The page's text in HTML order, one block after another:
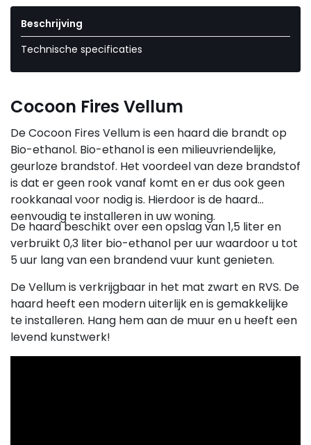
Beschrijving
Technische specificaties
Cocoon Fires Vellum
De Cocoon Fires Vellum is een haard die brandt op
Bio-ethanol. Bio-ethanol is een milieuvriendelijke,
geurloze brandstof. Het voordeel van deze brandstof
is dat er geen rook vanaf komt en er dus ook geen
rookkanaal voor nodig is. Hierdoor is de haard
eenvoudig te installeren in uw woning.
De haard beschikt over een opslag van 1,5 liter en
verbruikt 0,3 liter bio-ethanol per uur waardoor u tot
5 uur lang van een brandend vuur kunt genieten.
De Vellum is verkrijgbaar in het mat zwart en RVS. De
haard heeft een modern uiterlijk en is gemakkelijke
te installeren. Hang hem aan de muur en u heeft een
levend kunstwerk!